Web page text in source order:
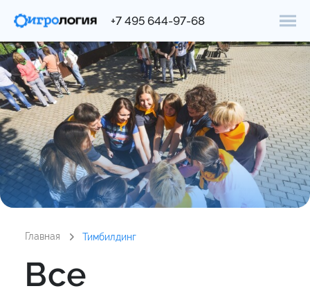
+7 495 644-97-68
Главная Тимбилдинг
Все